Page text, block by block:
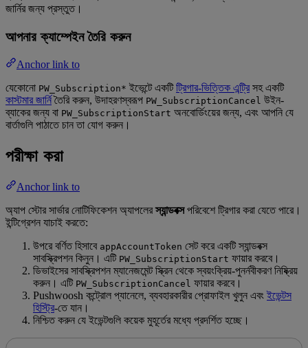
জার্নির জন্য প্রস্তুত।
আপনার ক্যাম্পেইন তৈরি করুন
Anchor link to
যেকোনো PW_Subscription* ইভেন্টে একটিট্রিগার-ভিত্তিক এন্ট্রিসহ একটি
কাস্টমার জার্নিতৈরি করুন, উদাহরণস্বরূপ PW_SubscriptionCancel উইন-
ব্যাকের জন্য বা PW_SubscriptionStart অনবোর্ডিংয়ের জন্য, এবং আপনি যে
বার্তাগুলি পাঠাতে চান তা যোগ করুন।
পরীক্ষা করা
Anchor link to
অ্যাপ স্টোর সার্ভার নোটিফিকেশন অ্যাপলেরস্যান্ডবক্সপরিবেশে ট্রিগার করা যেতে পারে।
ইন্টিগ্রেশন যাচাই করতে:
উপরে বর্ণিত হিসাবে appAccountToken সেট করে একটি স্যান্ডবক্স
সাবস্ক্রিপশন কিনুন। এটি PW_SubscriptionStart ফায়ার করবে।
ডিভাইসের সাবস্ক্রিপশন ম্যানেজমেন্ট স্ক্রিন থেকে স্বয়ংক্রিয়-পুনর্নবীকরণ নিষ্ক্রিয়
করুন। এটি PW_SubscriptionCancel ফায়ার করবে।
Pushwoosh কন্ট্রোল প্যানেলে, ব্যবহারকারীর প্রোফাইল খুলুন এবং ইভেন্টস
হিস্ট্রি-তে যান।
নিশ্চিত করুন যে ইভেন্টগুলি কয়েক মুহূর্তের মধ্যে প্রদর্শিত হচ্ছে।